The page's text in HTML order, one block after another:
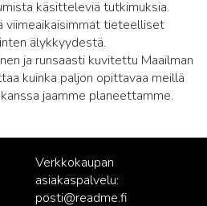
käsitteleviä tutkimuksia.
viimeaikaisimmat tieteelliset
älykkyydestä.
ja runsaasti kuvitettu Maailman
kuinka paljon opittavaa meillä
jaamme planeettamme.
Verkkokaupan
asiakaspalvelu:
posti@readme.fi